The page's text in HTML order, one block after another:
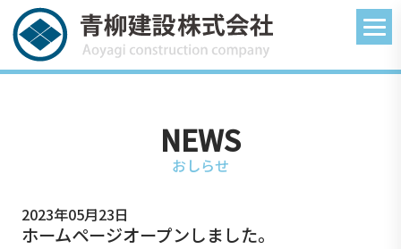
NEWS
おしらせ
2023年05月23日
ホームページオープンしました。